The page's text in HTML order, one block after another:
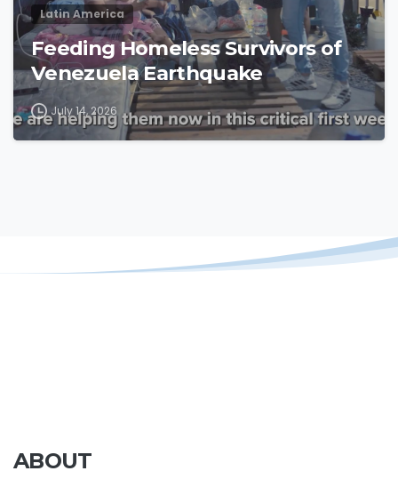
Latin America
Feeding Homeless Survivors of
Venezuela Earthquake
July 14, 2026
ABOUT